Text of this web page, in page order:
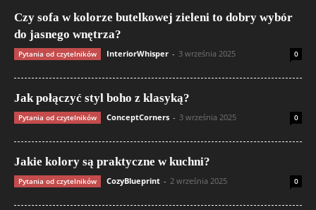
Czy sofa w kolorze butelkowej zieleni to dobry wybór
do jasnego wnętrza?
Pytania od czytelników InteriorWhisper - 3 września 2025 0
Jak połączyć styl boho z klasyką?
Pytania od czytelników ConceptCorners - 3 września 2025 0
Jakie kolory są praktyczne w kuchni?
Pytania od czytelników CozyBlueprint - 2 września 2025 0